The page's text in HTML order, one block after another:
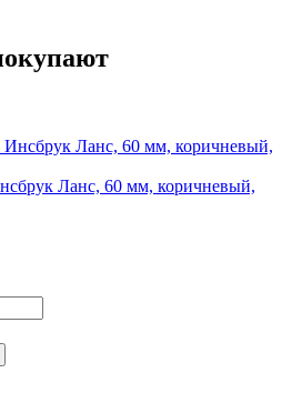
Ланс, 60 мм, коричневый,